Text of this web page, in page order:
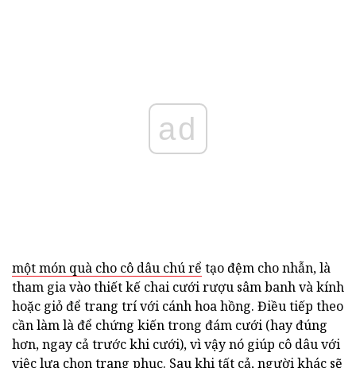
ad
một món quà cho cô dâu chú rể tạo đệm cho nhẫn, là
tham gia vào thiết kế chai cưới rượu sâm banh và kính
hoặc giỏ để trang trí với cánh hoa hồng. Điều tiếp theo
cần làm là để chứng kiến trong đám cưới (hay đúng
hơn, ngay cả trước khi cưới), vì vậy nó giúp cô dâu với
việc lựa chọn trang phục. Sau khi tất cả, người khác sẽ